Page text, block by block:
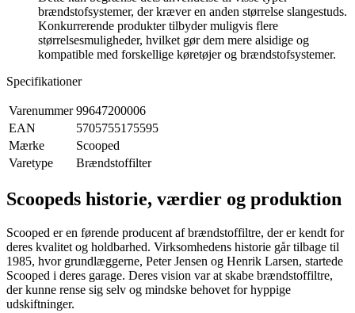
brændstofsystemer, der kræver en anden størrelse slangestuds.
Konkurrerende produkter tilbyder muligvis flere
størrelsesmuligheder, hvilket gør dem mere alsidige og
kompatible med forskellige køretøjer og brændstofsystemer.
Specifikationer
Varenummer 99647200006
EAN
5705755175595
Mærke
Scooped
Varetype
Brændstoffilter
Scoopeds historie, værdier og produktion
Scooped er en førende producent af brændstoffiltre, der er kendt for
deres kvalitet og holdbarhed. Virksomhedens historie går tilbage til
1985, hvor grundlæggerne, Peter Jensen og Henrik Larsen, startede
Scooped i deres garage. Deres vision var at skabe brændstoffiltre,
der kunne rense sig selv og mindske behovet for hyppige
udskiftninger.